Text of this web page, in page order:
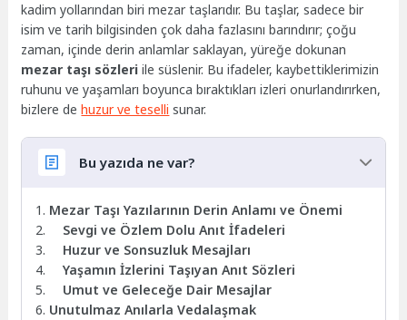
kadim yollarından biri mezar taşlarıdır. Bu taşlar, sadece bir
isim ve tarih bilgisinden çok daha fazlasını barındırır; çoğu
zaman, içinde derin anlamlar saklayan, yüreğe dokunan
mezar taşı sözleri ile süslenir. Bu ifadeler, kaybettiklerimizin
ruhunu ve yaşamları boyunca bıraktıkları izleri onurlandırırken,
bizlere dehuzur ve teselli sunar.
Bu yazıda ne var?
Mezar Taşı Yazılarının Derin Anlamı ve Önemi
Sevgi ve Özlem Dolu Anıt İfadeleri
Huzur ve Sonsuzluk Mesajları
Yaşamın İzlerini Taşıyan Anıt Sözleri
Umut ve Geleceğe Dair Mesajlar
Unutulmaz Anılarla Vedalaşmak